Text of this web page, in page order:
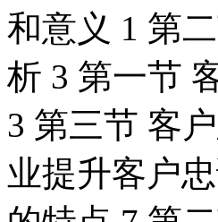
和意义 1 第
析 3 第一节
3 第三节 客
业提升客户